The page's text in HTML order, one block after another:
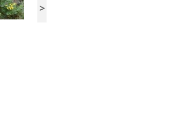
>